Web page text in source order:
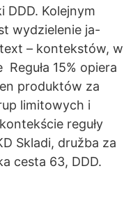
DDD. Kolejnym
wydzielenie ja-
– kontekstów, w
15% opiera
produktów za
limitowych i
reguły
Skladi, družba za
cesta 63, DDD.